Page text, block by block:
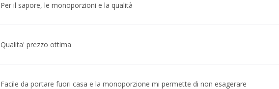
Per il sapore, le monoporzioni e la qualità
Qualita' prezzo ottima
Facile da portare fuori casa e la monoporzione mi permette di non esagerare